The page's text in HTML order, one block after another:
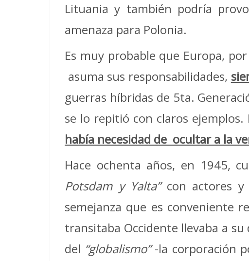
Lituania y también podría
amenaza para Polonia.
Es muy probable que Europa,
asuma sus responsabilidades,
guerras híbridas de 5ta.
se lo repitió con claros ejemplos.
había necesidad de ocultar a la
Hace ochenta años, en 1945,
Potsdam y Yalta” con actores
semejanza que es conveniente
transitaba Occidente llevaba a
del “globalismo”-la corporación